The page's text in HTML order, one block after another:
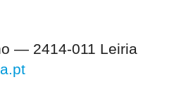
— 2414-011 Leiria